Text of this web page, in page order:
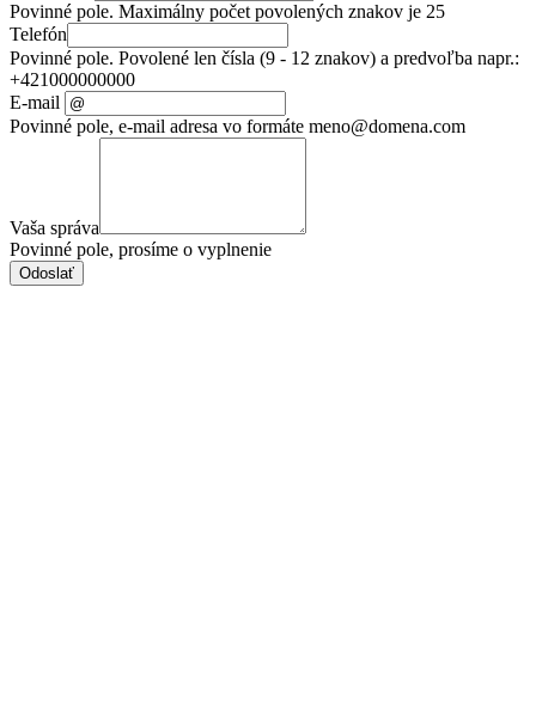
Povinné pole. Maximálny počet povolených znakov je 25
Telefón
Povinné pole. Povolené len čísla (9 - 12 znakov) a predvoľba napr.:
+421000000000
E-mail
Povinné pole, e-mail adresa vo formáte meno@domena.com
Vaša správa
Povinné pole, prosíme o vyplnenie